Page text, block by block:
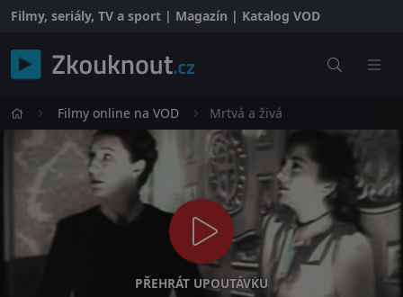
Filmy, seriály, TV a sport | Magazín | Katalog VOD
Filmy online na VOD Mrtvá a živá
PŘEHRÁT UPOUTÁVKU